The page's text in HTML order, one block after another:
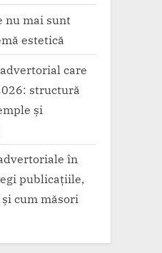
nu mai sunt
estetică
care
structură
și
în
publicațiile,
cum măsori